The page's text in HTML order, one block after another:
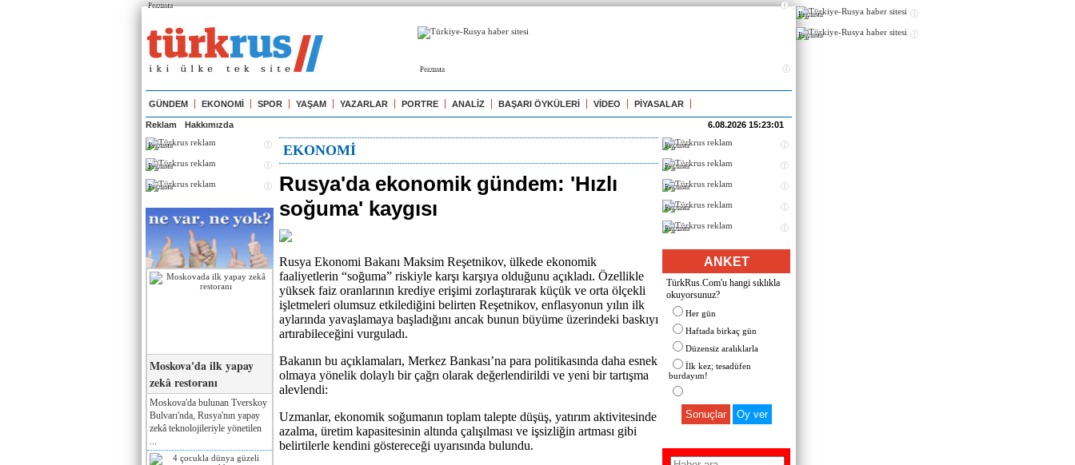
Реклама
Реклама
GÜNDEM EKONOMİ SPOR YAŞAM YAZARLAR PORTRE ANALİZ BAŞARI ÖYKÜLERİ VİDEO PİYASALAR
Reklam Hakkımızda 6.08.2026 15:23:01
Реклама
Реклама
Реклама
Moskova'da ilk yapay
zekâ restoranı
Moskova'da bulunan Tverskoy
Bulvarı'nda, Rusya'nın yapay
zekâ teknolojileriyle yönetilen
EKONOMİ
Rusya'da ekonomik gündem: 'Hızlı
soğuma' kaygısı
Rusya Ekonomi Bakanı Maksim Reşetnikov, ülkede ekonomik
faaliyetlerin “soğuma” riskiyle karşı karşıya olduğunu açıkladı. Özellikle
yüksek faiz oranlarının krediye erişimi zorlaştırarak küçük ve orta ölçekli
işletmeleri olumsuz etkilediğini belirten Reşetnikov, enflasyonun yılın ilk
aylarında yavaşlamaya başladığını ancak bunun büyüme üzerindeki baskıyı
artırabileceğini vurguladı.
Bakanın bu açıklamaları, Merkez Bankası’na para politikasında daha esnek
olmaya yönelik dolaylı bir çağrı olarak değerlendirildi ve yeni bir tartışma
alevlendi:
Uzmanlar, ekonomik soğumanın toplam talepte düşüş, yatırım aktivitesinde
azalma, üretim kapasitesinin altında çalışılması ve işsizliğin artması gibi
belirtilerle kendini göstereceği uyarısında bulundu.
Реклама
Реклама
Реклама
Реклама
Реклама
ANKET
TürkRus.Com'u hangi sıklıkla
okuyorsunuz?
Her gün
Haftada birkaç gün
Düzensiz aralıklarla
İlk kez; tesadüfen
burdayım!
Sonuçlar
Реклама
Реклама